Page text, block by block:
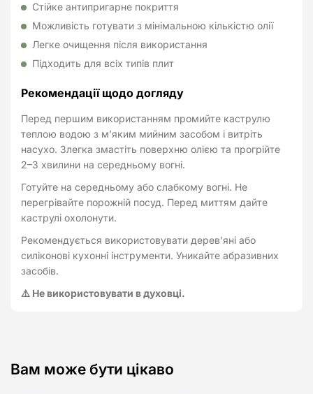
Стійке антипригарне покриття
Можливість готувати з мінімальною кількістю олії
Легке очищення після використання
Підходить для всіх типів плит
Рекомендації щодо догляду
Перед першим використанням промийте каструлю
теплою водою з м’яким мийним засобом і витріть
насухо. Злегка змастіть поверхню олією та прогрійте
2–3 хвилини на середньому вогні.
Готуйте на середньому або слабкому вогні. Не
перегрівайте порожній посуд. Перед миттям дайте
каструлі охолонути.
Рекомендується використовувати дерев’яні або
силіконові кухонні інструменти. Уникайте абразивних
засобів.
⚠️ Не використовувати в духовці.
Вам може бути цікаво